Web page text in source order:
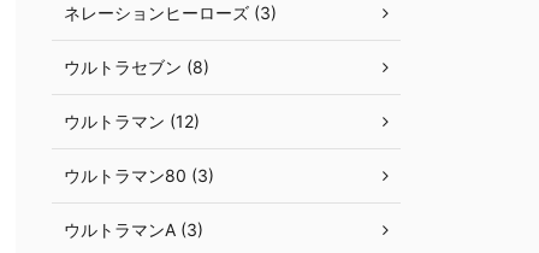
ネレーションヒーローズ (3)
ウルトラセブン (8)
ウルトラマン (12)
ウルトラマン80 (3)
ウルトラマンA (3)